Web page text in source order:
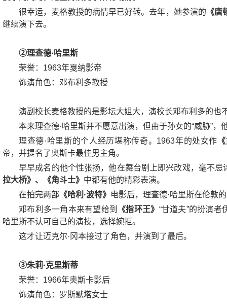
很幸运，麦格教授的病情早已好转。去年，她参演的 《唐
继续演下去。
②理查德·哈里斯
荣誉：1963年戛纳影帝
饰演角色：邓布利多教授
演副校长麦格教授的是影坛大姐大，演校长邓布利多的也
本来理查德·哈里斯并不愿意出演，但由于孙女的“威胁”，
理查德·哈里斯的个人经历堪称传奇。1963年的处女作
帝，并提名了奥斯卡最佳男主角。
早早成名的他个性张扬，他在舞台剧上即兴改戏，毫不
拉大桥》、《角斗士》 中都有他的精彩表演。
在拍完两部 《哈利·波特》 电影后，理查德·哈里斯在伦敦
邓布利多一角本来有望给到
《指环王》 “甘道夫”的扮演者
哈里斯不认可自己的演技，选择婉拒。
这才让迈克尔·冈本接过了角色，并演到了最后。
③朱莉·克里斯蒂
荣誉：1966年奥斯卡影后
饰演角色：罗斯默塔女士